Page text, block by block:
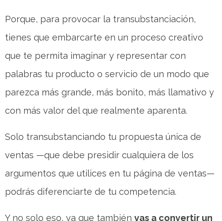
Porque, para provocar la transubstanciación,
tienes que embarcarte en un proceso creativo
que te permita imaginar y representar con
palabras tu producto o servicio de un modo que
parezca más grande, más bonito, más llamativo y
con más valor del que realmente aparenta.
Solo transubstanciando tu propuesta única de
ventas —que debe presidir cualquiera de los
argumentos que utilices en tu página de ventas—
podrás diferenciarte de tu competencia.
Y no solo eso, ya que también vas a convertir un